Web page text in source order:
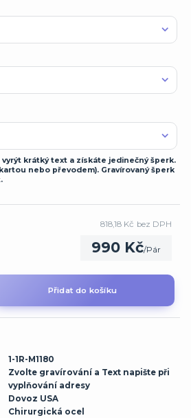
krátký text a získáte jedinečný šperk.
nebo převodem). Gravírovaný šperk
990 Kč/Pár
818,18 Kč bez DPH
Přidat do košíku
1-1R-M1180
Zvolte gravírování a Text napište při
vyplňování adresy
Dovoz USA
Chirurgická ocel